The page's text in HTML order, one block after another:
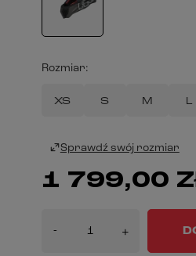
Rozmiar
XS S M L
Sprawdź swój rozmiar
1 799,00
- +